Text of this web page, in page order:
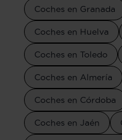
Coches en Granada
Coches en Huelva
Coches en Toledo
Coches en Almería
Coches en Córdoba
Coches en Jaén